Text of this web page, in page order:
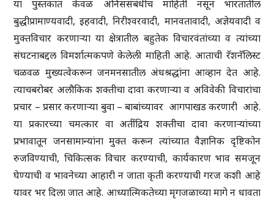
या पुस्तकात केवळ अंनिससंबंधीच माहिती नसून भारतातील
बुद्धीप्रामाण्यवादी, इहवादी, निरीश्वरवादी, मानवतावादी, अज्ञेयवादी व
मुक्तविचार करणाऱ्या या क्षेत्रातील बहुतेक विचारवंतांच्या व त्यांच्या
संघटनाबद्दल विमर्शात्मकपणे केलेली माहिती आहे. आताची रॅशनॅलिस्ट
चळवळ मुख्यत्वेकरून जनमनसातील अंधश्रद्धांना आव्हान देत आहे.
त्याचबरोबर अलौकिक शक्तीचा दावा करणाऱ्या व अविवेकी विचारांचा
प्रचार – प्रसार करणाऱ्या बुवा – बाबांच्यावर आगपाखड करणारी आहे.
या प्रकारच्या चमत्कार वा अतींद्रिय शक्तीचा दावा करणाऱ्यांच्या
प्रभावातून जनसामान्यांना मुक्त करून त्यांच्यात वैज्ञानिक दृष्टिकोन
रुजविण्याची, चिकित्सक विचार करण्याची, कार्यकारण भाव समजून
घेण्याची व भावनेच्या आहारी न जाता कृती करण्याची गरज कशी आहे
यावर भर दिला जात आहे. आध्यात्मिकतेच्या मृगजळाच्या मागे न धावता